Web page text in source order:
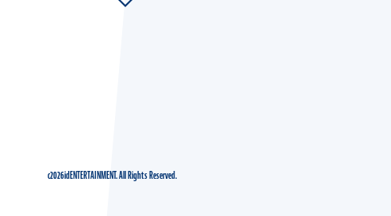
c2026idENTERTAINMENT. All Rights Reserved.